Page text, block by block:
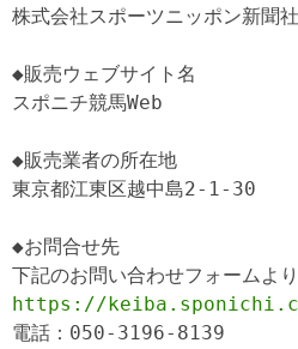
株式会社スポーツニッポン新聞
◆販売ウェブサイト名
スポニチ競馬Web
◆販売業者の所在地
東京都江東区越中島2-1-30
◆お問合せ先
https://
電話：050-3196-8139